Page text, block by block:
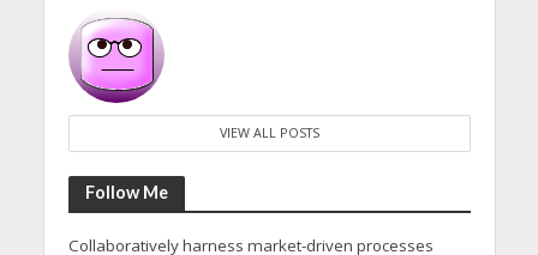
VIEW ALL POSTS
Follow Me
Collaboratively harness market-driven processes